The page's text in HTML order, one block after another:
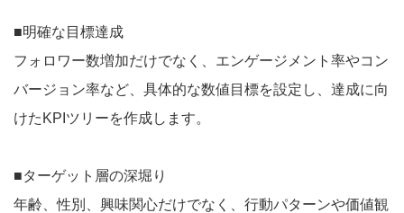
■明確な目標達成
フォロワー数増加だけでなく、エンゲージメント率やコン
バージョン率など、具体的な数値目標を設定し、達成に向
けたKPIツリーを作成します。
■ターゲット層の深堀り
年齢、性別、興味関心だけでなく、行動パターンや価値観